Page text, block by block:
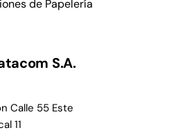
Trituradoras